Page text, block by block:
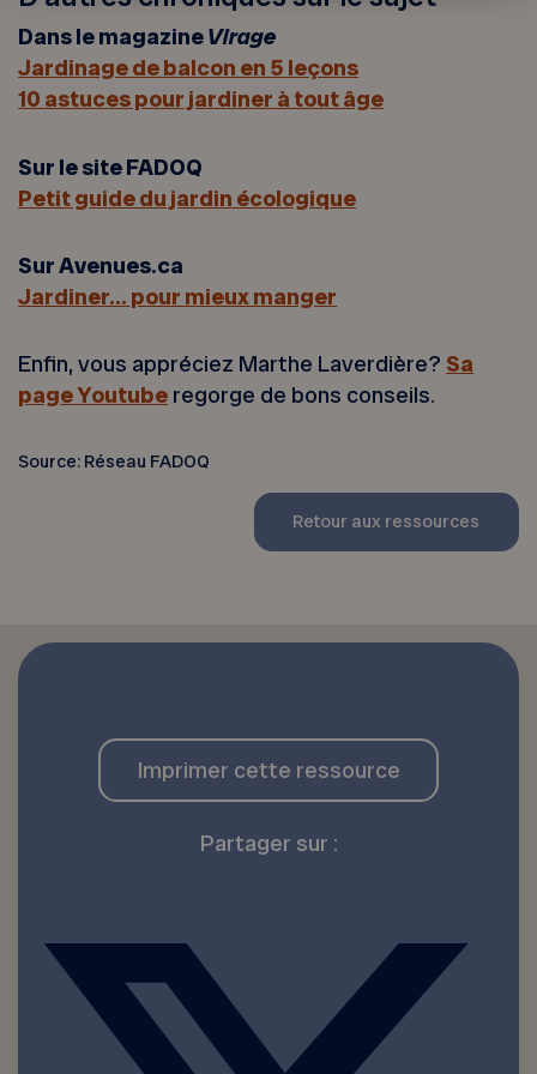
Dans le magazineVirage
Jardinage de balcon en 5 leçons
10 astuces pour jardiner à tout âge
Sur le site FADOQ
Petit guide du jardin écologique
Sur Avenues.ca
Jardiner… pour mieux manger
Enfin, vous appréciez Marthe Laverdière? Sa
page Youtube regorge de bons conseils.
Source: Réseau FADOQ
Retour aux ressources
Imprimer cette ressource
Partager sur :